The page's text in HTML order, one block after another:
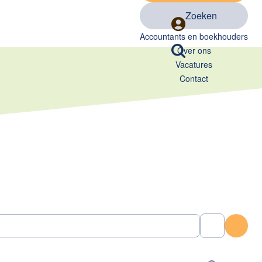
Accountants en boekhouders
Over ons
Vacatures
Contact
Zoeken